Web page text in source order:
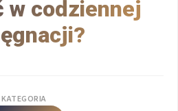
w codziennej
KATEGORIA